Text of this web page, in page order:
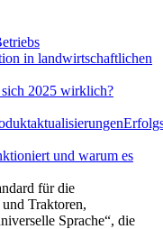
in landwirtschaftlichen
2025 wirklich?
und warum es
für die
Traktoren,
Sprache“, die